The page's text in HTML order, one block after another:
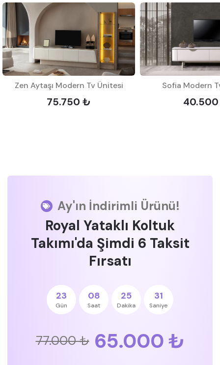
Zen Aytaşı Modern Tv Ünitesi
75.750 ₺
Sofia Modern
Ay'ın İndirimli Ürünü!
Royal Yataklı Koltuk
Takımı'da Şimdi 6 Taksit
Fırsatı
23
Gün
08
Saat
25
Dakika
31
Saniye
77.000 ₺ 65.000 ₺